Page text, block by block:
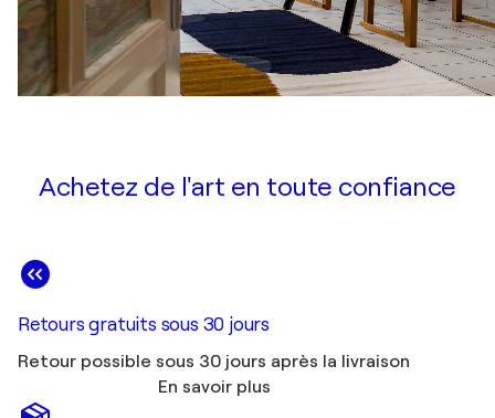
Achetez de l'art en toute confiance
Retours gratuits sous 30 jours
Retour possible sous 30 jours après la livraison
En savoir plus